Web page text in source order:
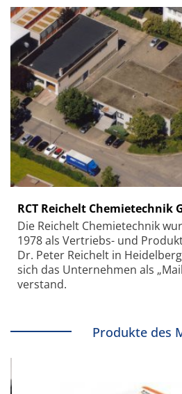
RCT Reichelt Chemietechnik
Die Reichelt Chemietechnik
1978 als Vertriebs- und
Dr. Peter Reichelt in
sich das Unternehmen als
verstand.
Produkte des